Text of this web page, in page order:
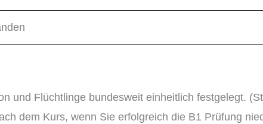
und Flüchtlinge bundesweit einheitlich festgelegt.
dem Kurs, wenn Sie erfolgreich die B1 Prüfung